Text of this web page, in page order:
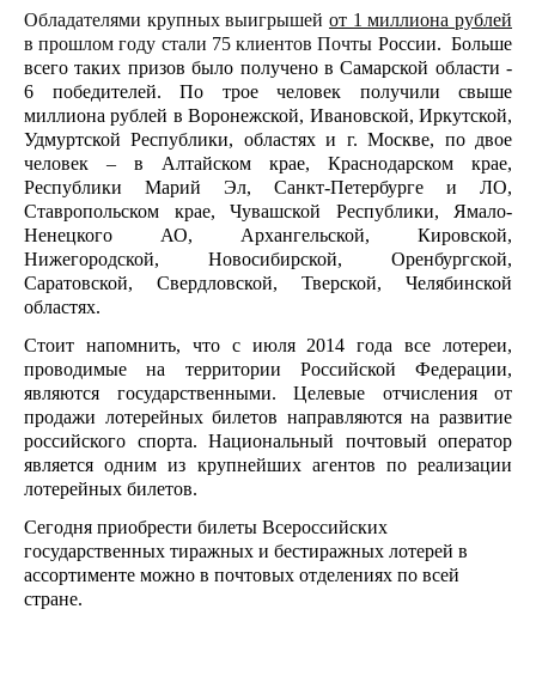
Обладателями крупных выигрышей от 1 миллиона рублей
в прошлом году стали 75 клиентов Почты России. Больше
всего таких призов было получено в Самарской области -
6 победителей. По трое человек получили свыше
миллиона рублей в Воронежской, Ивановской, Иркутской,
Удмуртской Республики, областях и г. Москве, по двое
человек – в Алтайском крае, Краснодарском крае,
Республики Марий Эл, Санкт-Петербурге и ЛО,
Ставропольском крае, Чувашской Республики, Ямало-
Ненецкого АО, Архангельской, Кировской,
Нижегородской, Новосибирской, Оренбургской,
Саратовской, Свердловской, Тверской, Челябинской
областях.
Стоит напомнить, что с июля 2014 года все лотереи,
проводимые на территории Российской Федерации,
являются государственными. Целевые отчисления от
продажи лотерейных билетов направляются на развитие
российского спорта. Национальный почтовый оператор
является одним из крупнейших агентов по реализации
лотерейных билетов.
Сегодня приобрести билеты Всероссийских
государственных тиражных и бестиражных лотерей в
ассортименте можно в почтовых отделениях по всей
стране.